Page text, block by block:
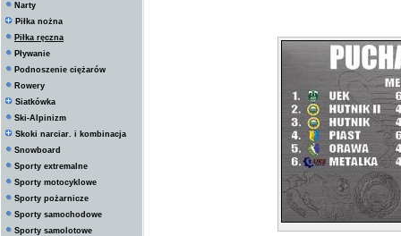
Narty
Piłka nożna
Piłka ręczna
Pływanie
Podnoszenie ciężarów
Rowery
Siatkówka
Ski-Alpinizm
Skoki narciar. i kombinacja
Snowboard
Sporty extremalne
Sporty motocyklowe
Sporty pożarnicze
Sporty samochodowe
Sporty samolotowe